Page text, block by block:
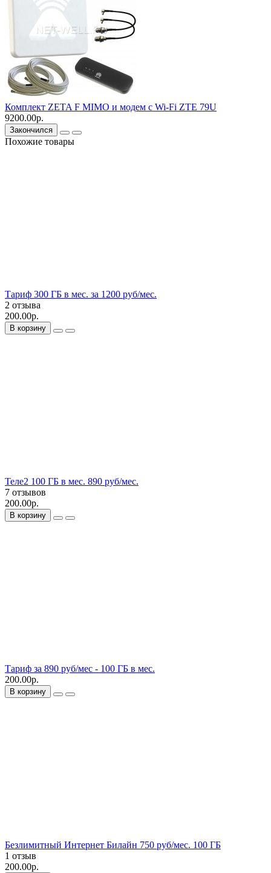
Комплект ZETA F MIMO и модем c Wi-Fi ZTE 79U
9200.00р.
Закончился
Похожие товары
Тариф 300 ГБ в мес. за 1200 руб/мес.
2 отзыва
200.00р.
В корзину
Теле2 100 ГБ в мес. 890 руб/мес.
7 отзывов
200.00р.
В корзину
Тариф за 890 руб/мес - 100 ГБ в мес.
200.00р.
В корзину
Безлимитный Интернет Билайн 750 руб/мес. 100 ГБ
1 отзыв
200.00р.